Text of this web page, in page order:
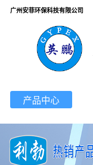
广州安菲环保科技有限公司
产品中心